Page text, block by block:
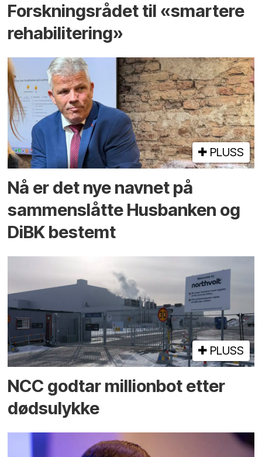
Forskningsrådet til «smartere
rehabilitering»
PLUSS
Nå er det nye navnet på
sammenslåtte Husbanken og
DiBK bestemt
PLUSS
NCC godtar millionbot etter
dødsulykke